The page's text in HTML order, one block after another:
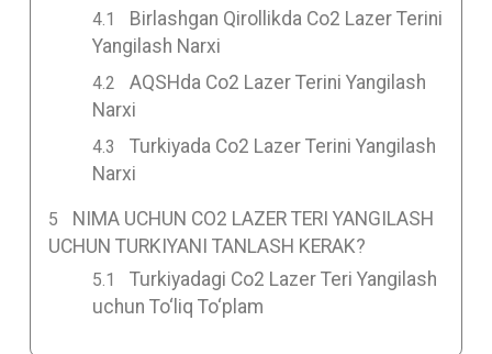
Birlashgan Qirollikda Co2 Lazer Terini
Yangilash Narxi
AQSHda Co2 Lazer Terini Yangilash
Narxi
Turkiyada Co2 Lazer Terini Yangilash
Narxi
NIMA UCHUN CO2 LAZER TERI YANGILASH
UCHUN TURKIYANI TANLASH KERAK?
Turkiyadagi Co2 Lazer Teri Yangilash
uchun To‘liq To‘plam